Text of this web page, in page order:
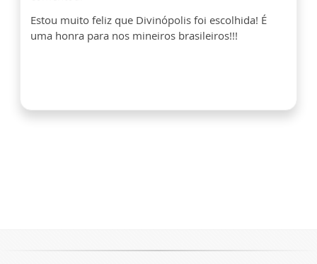
Estou muito feliz que Divinópolis foi escolhida! É
uma honra para nos mineiros brasileiros!!!